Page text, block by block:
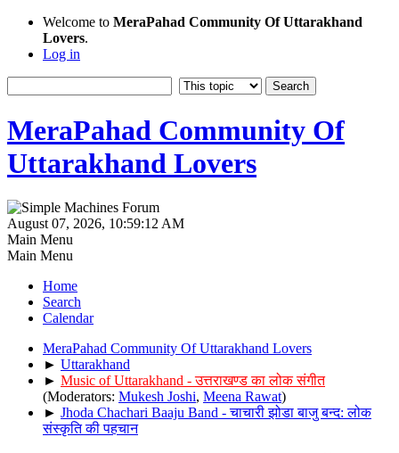
Welcome to MeraPahad Community Of Uttarakhand
Lovers.
Log in
MeraPahad Community Of
Uttarakhand Lovers
August 07, 2026, 10:59:12 AM
Main Menu
Main Menu
Home
Search
Calendar
MeraPahad Community Of Uttarakhand Lovers
► Uttarakhand
► Music of Uttarakhand - उत्तराखण्ड का लोक संगीत
(Moderators: Mukesh Joshi, Meena Rawat)
► Jhoda Chachari Baaju Band - चाचारी झोडा बाजु बन्द: लोक
संस्कृति की पहचान